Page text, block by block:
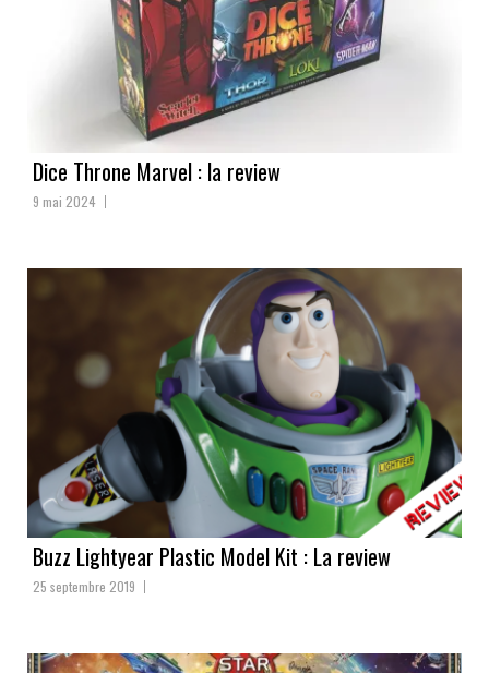
Dice Throne Marvel : la review
9 mai 2024
Buzz Lightyear Plastic Model Kit : La review
25 septembre 2019